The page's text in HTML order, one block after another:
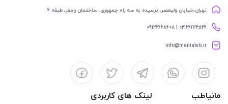
تهران،خیابان ولیعصر، نرسیده به سه راه جمهوری، ساختمان رامفر، طبقه 6
02166174826 | 09126668608
info@maniateb.ir
مانیاطب لینک های کاربردی